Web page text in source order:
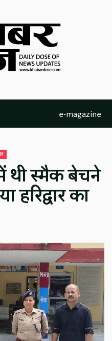
e-magazine
थी स्मैक बेचने
हरिद्वार का